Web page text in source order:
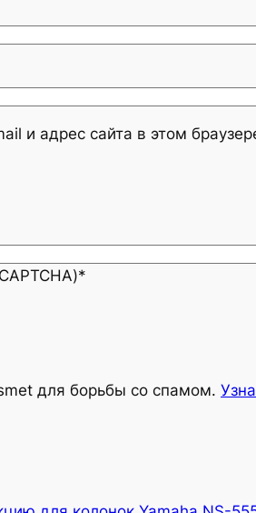
и адрес сайта в этом
*
для борьбы со спамом.